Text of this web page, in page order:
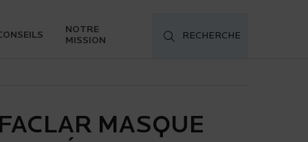
NOTRE
MISSION
RECHERCHE
MASQUE